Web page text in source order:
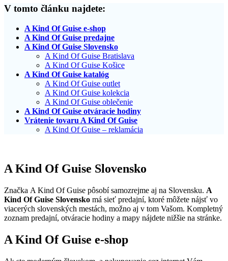
V tomto článku najdete:
A Kind Of Guise e-shop
A Kind Of Guise predajne
A Kind Of Guise Slovensko
A Kind Of Guise Bratislava
A Kind Of Guise Košice
A Kind Of Guise katalóg
A Kind Of Guise outlet
A Kind Of Guise kolekcia
A Kind Of Guise oblečenie
A Kind Of Guise otváracie hodiny
Vrátenie tovaru A Kind Of Guise
A Kind Of Guise – reklamácia
A Kind Of Guise Slovensko
Značka A Kind Of Guise pôsobí samozrejme aj na Slovensku. A
Kind Of Guise Slovensko má sieť predajní, ktoré môžete nájsť vo
viacerých slovenských mestách, možno aj v tom Vašom. Kompletný
zoznam predajní, otváracie hodiny a mapy nájdete nižšie na stránke.
A Kind Of Guise e-shop